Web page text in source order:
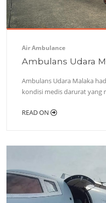
Air Ambulance
Ambulans Udara
Ambulans Udara Malaka
kondisi medis darurat
READ ON